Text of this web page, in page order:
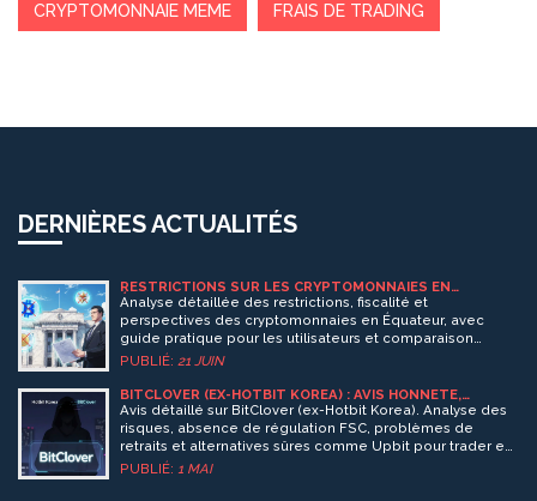
CRYPTOMONNAIE MEME FRAIS DE TRADING
DERNIÈRES ACTUALITÉS
RESTRICTIONS SUR LES CRYPTOMONNAIES EN
ÉQUATEUR - GUIDE COMPLET 2025
Analyse détaillée des restrictions, fiscalité et
perspectives des cryptomonnaies en Équateur, avec
guide pratique pour les utilisateurs et comparaison
régionale.
PUBLIÉ: 21 JUIN
BITCLOVER (EX-HOTBIT KOREA) : AVIS HONNÊTE,
RISQUES ET ALTERNATIVES EN 2026
Avis détaillé sur BitClover (ex-Hotbit Korea). Analyse des
risques, absence de régulation FSC, problèmes de
retraits et alternatives sûres comme Upbit pour trader en
KRW.
PUBLIÉ: 1 MAI